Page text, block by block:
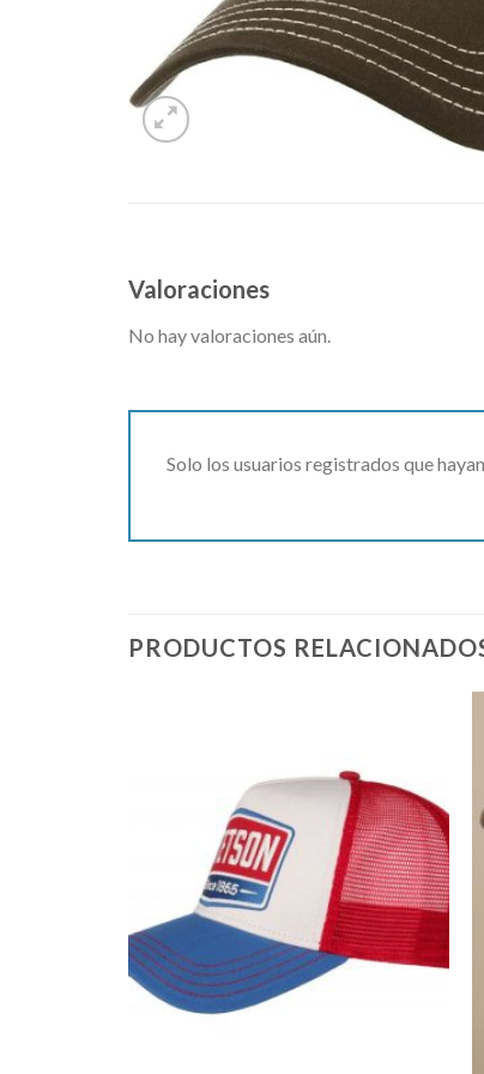
Valoraciones
No hay valoraciones aún.
Solo los usuarios registrados que
PRODUCTOS